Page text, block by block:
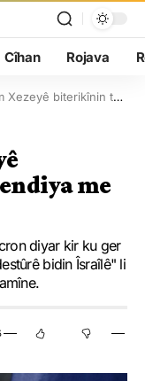
Cîhan Rojava
tu ewlemendiya me namîne
me
diyar kir ku ger
bidin Îsraîlê" li